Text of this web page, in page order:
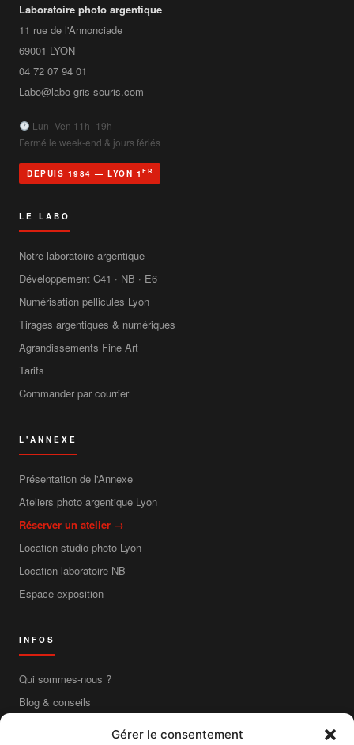
Gérer le consentement
Laboratoire photo argentique
11 rue de l'Annonciade
69001 LYON
04 72 07 94 01
Labo@labo-gris-souris.com
Lun–Ven 11h–19h
Fermé le week-end & jours fériés
DEPUIS 1984 — LYON 1 ER
LE LABO
Notre laboratoire argentique
Développement C41 · NB · E6
Numérisation pellicules Lyon
Tirages argentiques & numériques
Agrandissements Fine Art
Tarifs
Commander par courrier
L'ANNEXE
Présentation de l'Annexe
Ateliers photo argentique Lyon
Réserver un atelier →
Location studio photo Lyon
Location laboratoire NB
Espace exposition
INFOS
Qui sommes-nous ?
Blog & conseils